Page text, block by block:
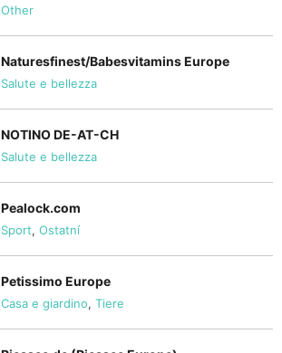
Other
Naturesfinest/Babesvitamins Europe
Salute e bellezza
NOTINO DE-AT-CH
Salute e bellezza
Pealock.com
Sport, Ostatní
Petissimo Europe
Casa e giardino, Tiere